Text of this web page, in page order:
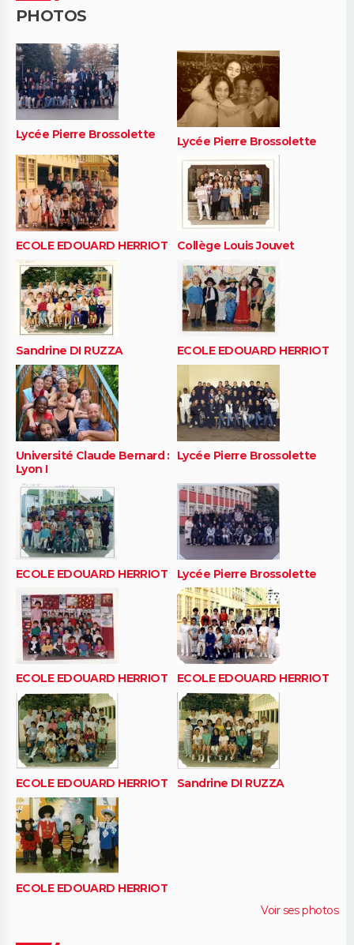
PHOTOS
Lycée Pierre Brossolette Lycée Pierre Brossolette
ECOLE EDOUARD HERRIOT Collège Louis Jouvet
Sandrine DI RUZZA ECOLE EDOUARD HERRIOT
Université Claude Bernard :
Lyon I
Lycée Pierre Brossolette
ECOLE EDOUARD HERRIOT Lycée Pierre Brossolette
ECOLE EDOUARD HERRIOT ECOLE EDOUARD HERRIOT
ECOLE EDOUARD HERRIOT Sandrine DI RUZZA
ECOLE EDOUARD HERRIOT
Voir ses photos